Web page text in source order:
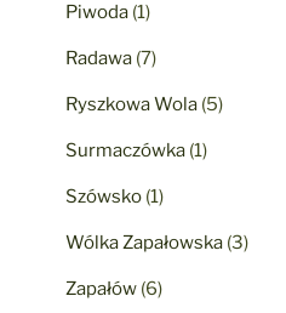
Piwoda (1)
Radawa (7)
Ryszkowa Wola (5)
Surmaczówka (1)
Szówsko (1)
Wólka Zapałowska (3)
Zapałów (6)